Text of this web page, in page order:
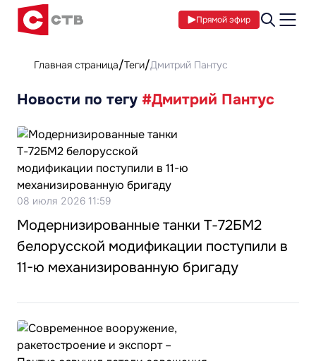
Прямой эфир
Главная страница Теги Дмитрий Пантус
Новости по тегу #Дмитрий Пантус
08 июля 2026 11:59
Модернизированные танки Т-72БМ2
белорусской модификации поступили в
11-ю механизированную бригаду